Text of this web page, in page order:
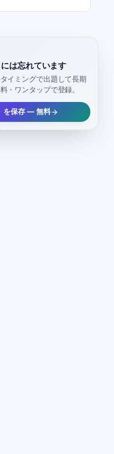
は忘れています
イミングで出題して長期
・ワンタップで登録。
を保存 — 無料